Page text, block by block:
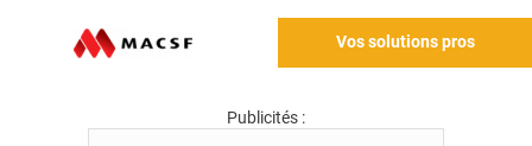
Vos solutions pros
Publicités :